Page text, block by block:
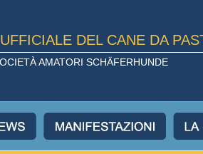
DEL CANE DA
AMATORI SCHÄFERHUNDE